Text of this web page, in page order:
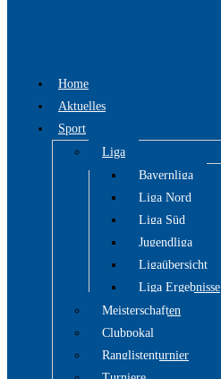
Home
Aktuelles
Sport
Liga
Bayernliga
Liga Nord
Liga Süd
Jugendliga
Ligaübersicht
Liga Ergebnisse
Meisterschaften
Clubpokal
Ranglistenturnier